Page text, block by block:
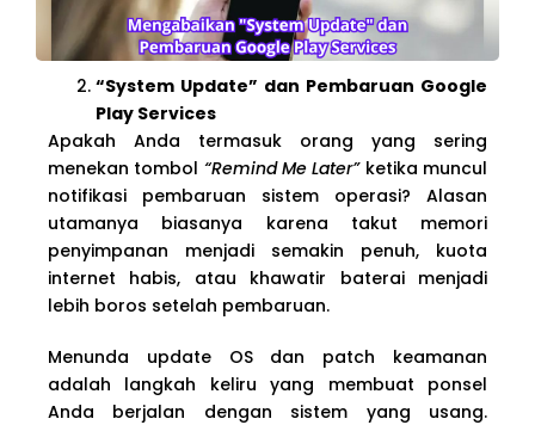
“System Update” dan Pembaruan Google
Play Services
Apakah Anda termasuk orang yang sering
menekan tombol “Remind Me Later”ketika muncul
notifikasi pembaruan sistem operasi? Alasan
utamanya biasanya karena takut memori
penyimpanan menjadi semakin penuh, kuota
internet habis, atau khawatir baterai menjadi
lebih boros setelah pembaruan.
Menunda update OS dan patch keamanan
adalah langkah keliru yang membuat ponsel
Anda berjalan dengan sistem yang usang.